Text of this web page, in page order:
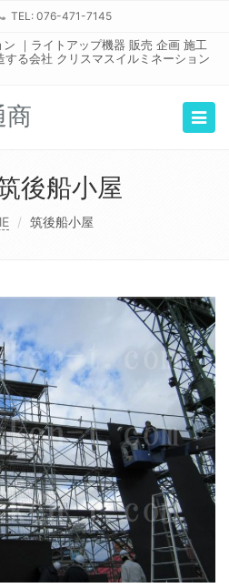
TEL: 076-471-7145
｜ライトアップ機器 販売 企画 施工
る会社 クリスマスイルミネーション
商
後船小屋
筑後船小屋